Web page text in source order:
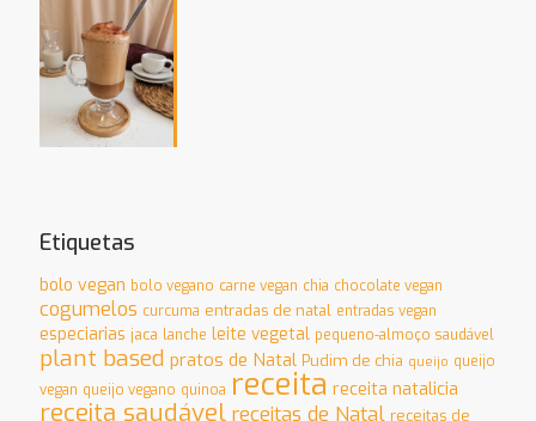
Etiquetas
bolo vegan bolo vegano carne vegan chia chocolate vegan
cogumelos curcuma entradas de natal entradas vegan
especiarias jaca lanche leite vegetal pequeno-almoço saudável
plant based pratos de Natal Pudim de chia queijo queijo
vegan queijo vegano quinoa receita receita natalicia
receita saudável receitas de Natal receitas de